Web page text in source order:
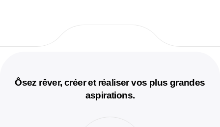
Ôsez rêver, créer et réaliser vos plus grandes
aspirations.